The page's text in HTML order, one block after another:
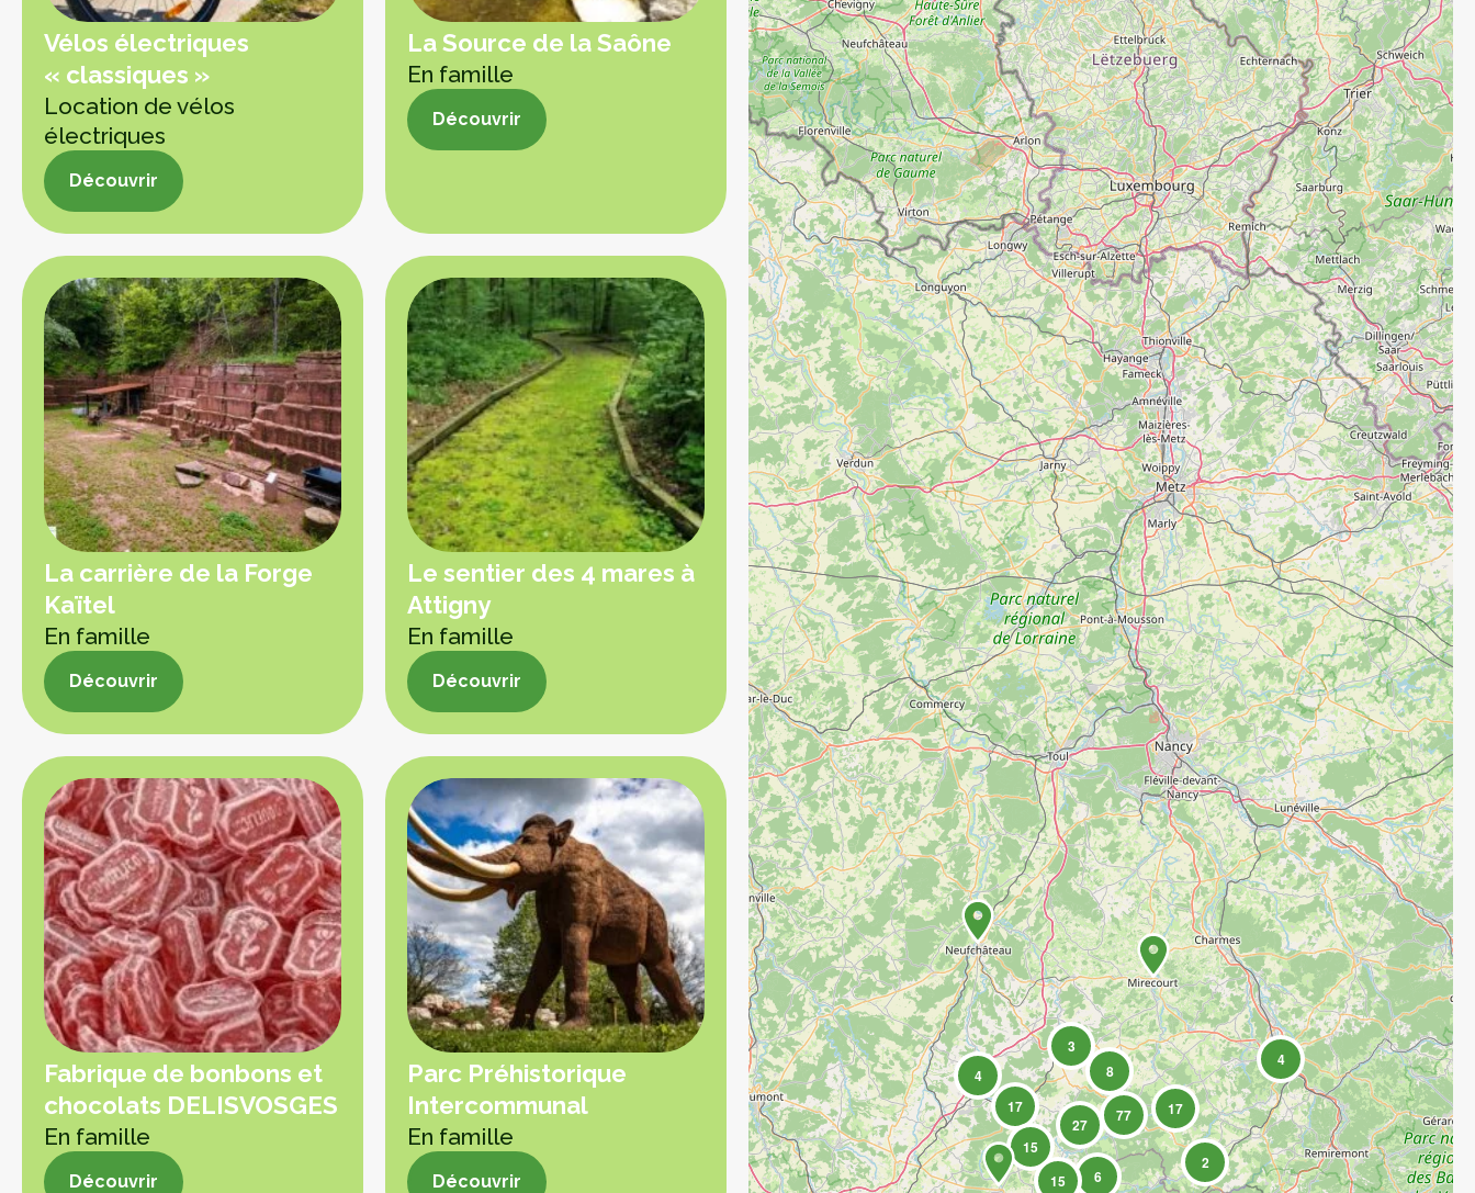
Vélos électriques
« classiques »
Location de vélos
électriques
Découvrir
Découvrir
La Source de la Saône
En famille
Découvrir
La carrière de la Forge
Kaïtel
En famille
Découvrir
Découvrir
Le sentier des 4 mares à
Attigny
En famille
Découvrir
Découvrir
Fabrique de bonbons et
chocolats DELISVOSGES
En famille
Découvrir
Parc Préhistorique
Intercommunal
En famille
Découvrir 6
15
8
15
17 17
4
27 77
3
2
4